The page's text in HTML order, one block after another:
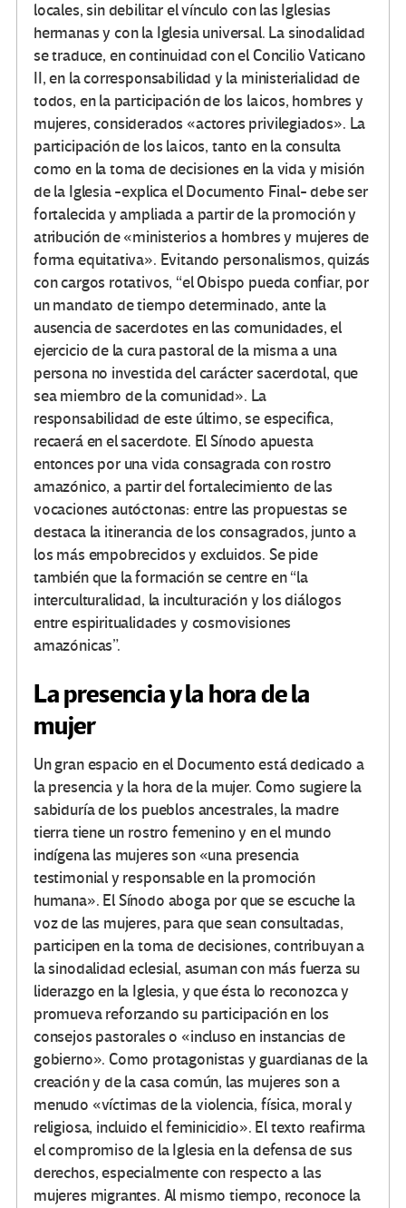
locales, sin debilitar el vínculo con las Iglesias
hermanas y con la Iglesia universal. La sinodalidad
se traduce, en continuidad con el Concilio Vaticano
II, en la corresponsabilidad y la ministerialidad de
todos, en la participación de los laicos, hombres y
mujeres, considerados «actores privilegiados». La
participación de los laicos, tanto en la consulta
como en la toma de decisiones en la vida y misión
de la Iglesia -explica el Documento Final- debe ser
fortalecida y ampliada a partir de la promoción y
atribución de «ministerios a hombres y mujeres de
forma equitativa». Evitando personalismos, quizás
con cargos rotativos, “el Obispo pueda confiar, por
un mandato de tiempo determinado, ante la
ausencia de sacerdotes en las comunidades, el
ejercicio de la cura pastoral de la misma a una
persona no investida del carácter sacerdotal, que
sea miembro de la comunidad». La
responsabilidad de este último, se especifica,
recaerá en el sacerdote. El Sínodo apuesta
entonces por una vida consagrada con rostro
amazónico, a partir del fortalecimiento de las
vocaciones autóctonas: entre las propuestas se
destaca la itinerancia de los consagrados, junto a
los más empobrecidos y excluidos. Se pide
también que la formación se centre en “la
interculturalidad, la inculturación y los diálogos
entre espiritualidades y cosmovisiones
amazónicas”.
La presencia y la hora de la
mujer
Un gran espacio en el Documento está dedicado a
la presencia y la hora de la mujer. Como sugiere la
sabiduría de los pueblos ancestrales, la madre
tierra tiene un rostro femenino y en el mundo
indígena las mujeres son «una presencia
testimonial y responsable en la promoción
humana». El Sínodo aboga por que se escuche la
voz de las mujeres, para que sean consultadas,
participen en la toma de decisiones, contribuyan a
la sinodalidad eclesial, asuman con más fuerza su
liderazgo en la Iglesia, y que ésta lo reconozca y
promueva reforzando su participación en los
consejos pastorales o «incluso en instancias de
gobierno». Como protagonistas y guardianas de la
creación y de la casa común, las mujeres son a
menudo «víctimas de la violencia, física, moral y
religiosa, incluido el feminicidio». El texto reafirma
el compromiso de la Iglesia en la defensa de sus
derechos, especialmente con respecto a las
mujeres migrantes. Al mismo tiempo, reconoce la